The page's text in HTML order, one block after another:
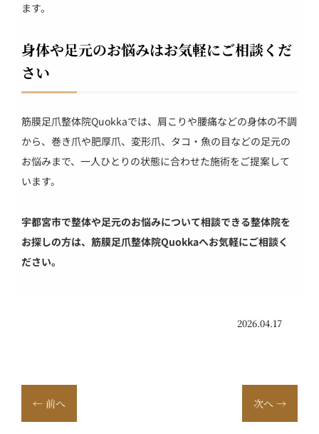
ます。
身体や足元のお悩みはお気軽にご相談くだ
さい
筋膜足爪整体院Quokkaでは、肩こりや腰痛などの身体の不調
から、巻き爪や肥厚爪、変形爪、タコ・魚の目などの足元の
お悩みまで、一人ひとりの状態に合わせた施術をご提案して
います。
宇都宮市で整体や足元のお悩みについて相談できる整体院を
お探しの方は、筋膜足爪整体院Quokkaへお気軽にご相談く
ださい。
2026.04.17
← 前へ 次へ →